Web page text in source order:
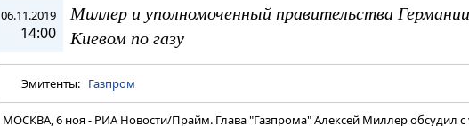
06.11.2019
14:00
Миллер и уполномоченный правительства
Киевом по газу
Эмитенты: Газпром
МОСКВА, 6 ноя - РИА Новости/Прайм. Глава "Газпрома" Алексей Миллер обсудил